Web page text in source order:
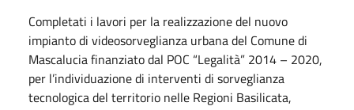
Completati i lavori per la realizzazione del nuovo
impianto di videosorveglianza urbana del Comune di
Mascalucia finanziato dal POC “Legalità” 2014 – 2020,
per l’individuazione di interventi di sorveglianza
tecnologica del territorio nelle Regioni Basilicata,